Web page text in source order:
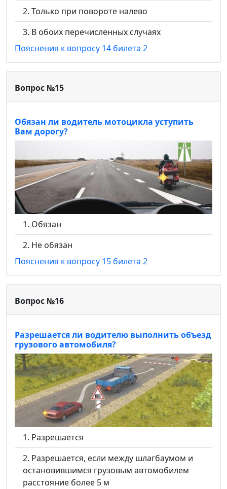
Только при повороте налево
В обоих перечисленных случаях
Пояснения к вопросу 14 билета 2
Вопрос №15
Обязан ли водитель мотоцикла уступить
Вам дорогу?
Обязан
Не обязан
Пояснения к вопросу 15 билета 2
Вопрос №16
Разрешается ли водителю выполнить объезд
грузового автомобиля?
Разрешается
Разрешается, если между шлагбаумом и
остановившимся грузовым автомобилем
расстояние более 5 м